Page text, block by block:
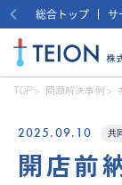
総合トップ サ
TOP 問題解決事例
2025.09.10 共
開店前